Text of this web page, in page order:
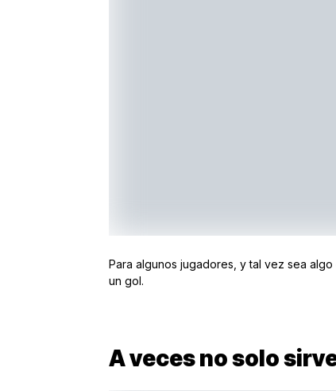
Para algunos jugadores, y tal vez sea
un gol.
A veces no solo